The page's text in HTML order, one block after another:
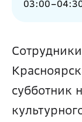
03:00–
субботник